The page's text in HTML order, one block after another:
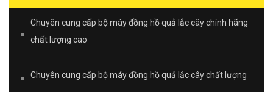
Chuyên cung cấp bộ máy đồng hồ quả lắc cây chính hãng
chất lượng cao
Chuyên cung cấp bộ máy đồng hồ quả lắc cây chất lượng